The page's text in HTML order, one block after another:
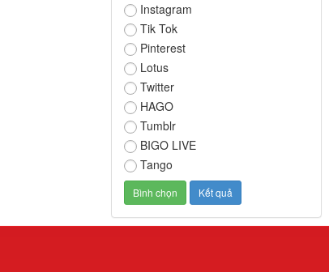
Instagram
Tik Tok
Pinterest
Lotus
Twitter
HAGO
Tumblr
BIGO LIVE
Tango